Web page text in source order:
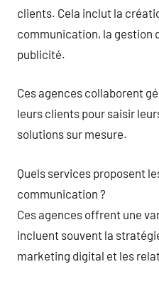
clients. Cela inclut la
communication, la gestion
publicité.
Ces agences collaborent
leurs clients pour saisir
solutions sur mesure.
Quels services proposent
communication ?
Ces agences offrent une
incluent souvent la
marketing digital et les